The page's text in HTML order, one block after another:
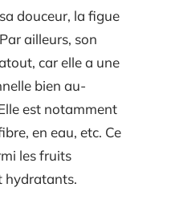
douceur, la figue
ailleurs, son
car elle a une
bien au-
est notamment
en eau, etc. Ce
les fruits
hydratants.